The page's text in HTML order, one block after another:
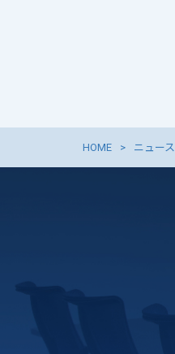
HOME ニュース